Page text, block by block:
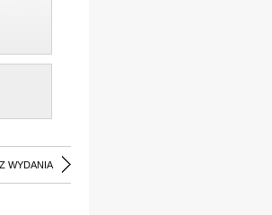
WYDANIA